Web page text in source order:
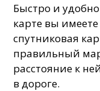
Быстро и
карте вы
спутниковая
правильный
расстояние к
в дороге.